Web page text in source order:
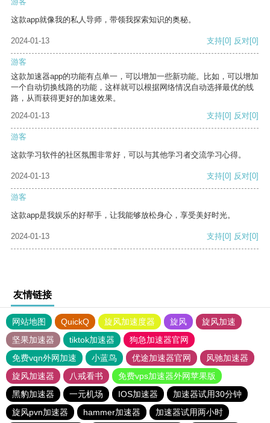
这款app就像我的私人导师，带领我探索知识的奥秘。
2024-01-13 支持[0] 反对[0]
游客
这款加速器app的功能有点单一，可以增加一些新功能。比如，可以增加
一个自动切换线路的功能，这样就可以根据网络情况自动选择最优的线
路，从而获得更好的加速效果。
2024-01-13
支持[0] 反对[0]
游客
这款学习软件的社区氛围非常好，可以与其他学习者交流学习心得。
2024-01-13 支持[0] 反对[0]
游客
这款app是我娱乐的好帮手，让我能够放松身心，享受美好时光。
2024-01-13 支持[0] 反对[0]
友情链接
网站地图 QuickQ 旋风加速度器 旋风
旋风加速
坚果加速器
tiktok加速器
狗急加速器官网
免费vqn外网加速
小蓝鸟 优途加速器官网
风驰加速器
旋风加速器
八戒看书
免费vps加速器外网苹果版
黑豹加速器
一元机场 IOS加速器
加速器试用30分钟
旋风pvn加速器
hammer加速器 加速器试用两小时